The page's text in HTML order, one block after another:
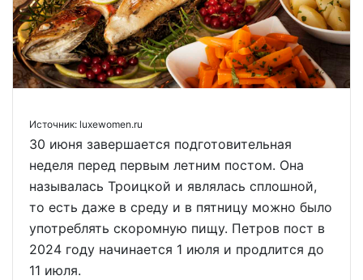
Источник: luxewomen.ru
30 июня завершается подготовительная
неделя перед первым летним постом. Она
называлась Троицкой и являлась сплошной,
то есть даже в среду и в пятницу можно было
употреблять скоромную пищу. Петров пост в
2024 году начинается 1 июля и продлится до
11 июля.